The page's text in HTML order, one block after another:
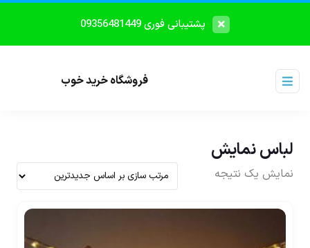
پشتیبانی فوری 09356481449
فروشگاه خرید خوب
لباس نمایش
نمایش یک نتیجه